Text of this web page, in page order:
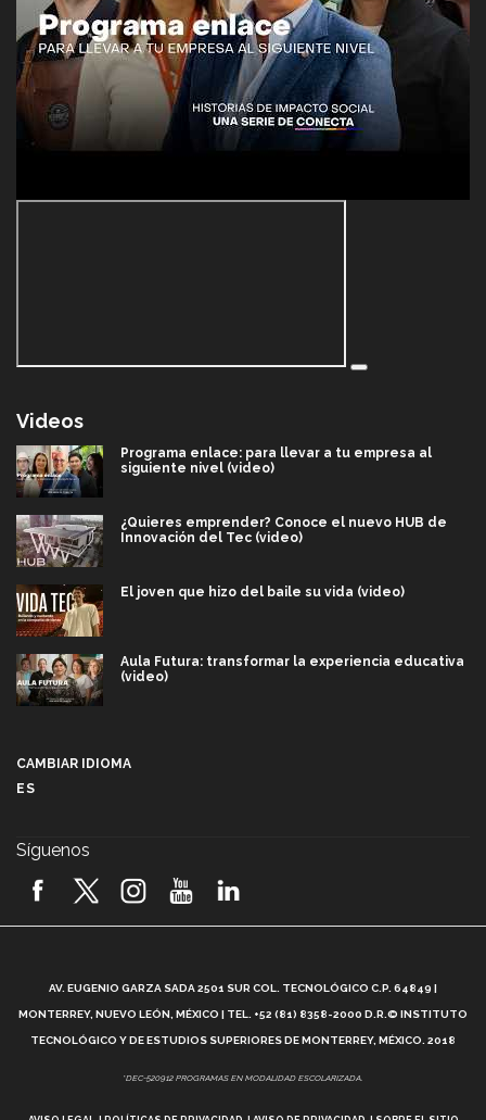
Videos
Programa enlace: para llevar a tu empresa al
siguiente nivel (video)
¿Quieres emprender? Conoce el nuevo HUB de
Innovación del Tec (video)
El joven que hizo del baile su vida (video)
Aula Futura: transformar la experiencia educativa
(video)
2026! (video)
¿Cómo es el Modelo Educativo Tec? (video)
Vida Tec: Feminismo e Inteligencia Artificial, Paola
CAMBIAR IDIOMA
ES
Síguenos
AV. EUGENIO GARZA SADA 2501 SUR COL. TECNOLÓGICO C.P. 64849 |
MONTERREY, NUEVO LEÓN, MÉXICO | TEL. +52 (81) 8358-2000 D.R.© INSTITUTO
TECNOLÓGICO Y DE ESTUDIOS SUPERIORES DE MONTERREY, MÉXICO. 2018
*DEC-520912 PROGRAMAS EN MODALIDAD ESCOLARIZADA.